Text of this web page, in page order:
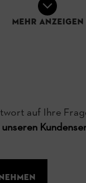
Mehr anzeigen
auf Ihre